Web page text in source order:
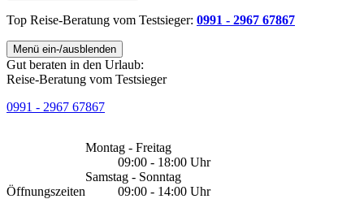
Top Reise-Beratung vom Testsieger: 0991 - 2967 67867
Menü ein-/ausblenden
Gut beraten in den Urlaub:
Reise-Beratung vom Testsieger
0991 - 2967 67867
Öffnungszeiten
Montag - Freitag
09:00 - 18:00 Uhr
Samstag - Sonntag
09:00 - 14:00 Uhr